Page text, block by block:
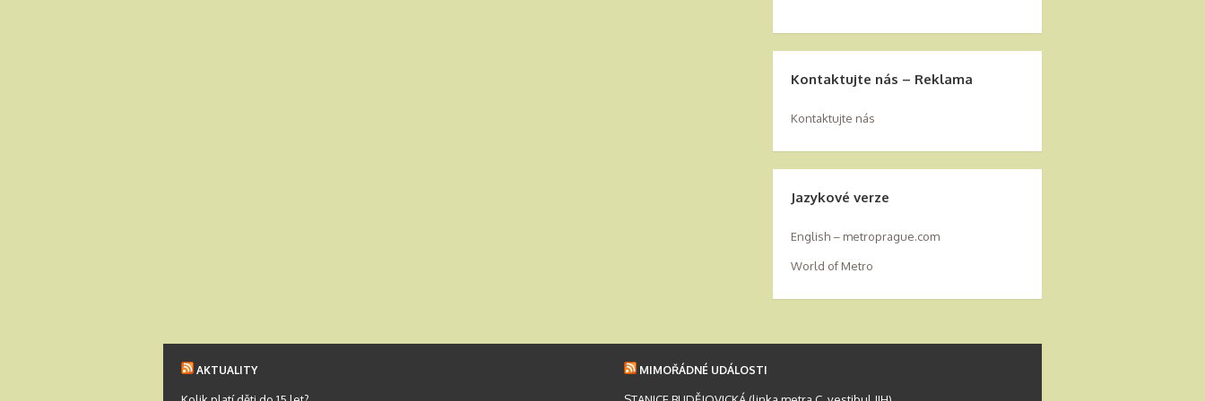
Kontaktujte nás – Reklama
Kontaktujte nás
Jazykové verze
English – metroprague.com
World of Metro
AKTUALITY MIMOŘÁDNÉ UDÁLOSTI